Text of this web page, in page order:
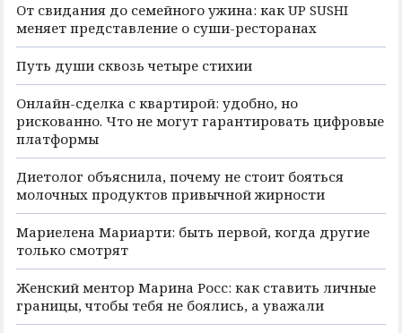
От свидания до семейного ужина: как UP SUSHI
меняет представление о суши-ресторанах
Путь души сквозь четыре стихии
Онлайн-сделка с квартирой: удобно, но
рискованно. Что не могут гарантировать цифровые
платформы
Диетолог объяснила, почему не стоит бояться
молочных продуктов привычной жирности
Мариелена Мариарти: быть первой, когда другие
только смотрят
Женский ментор Марина Росс: как ставить личные
границы, чтобы тебя не боялись, а уважали